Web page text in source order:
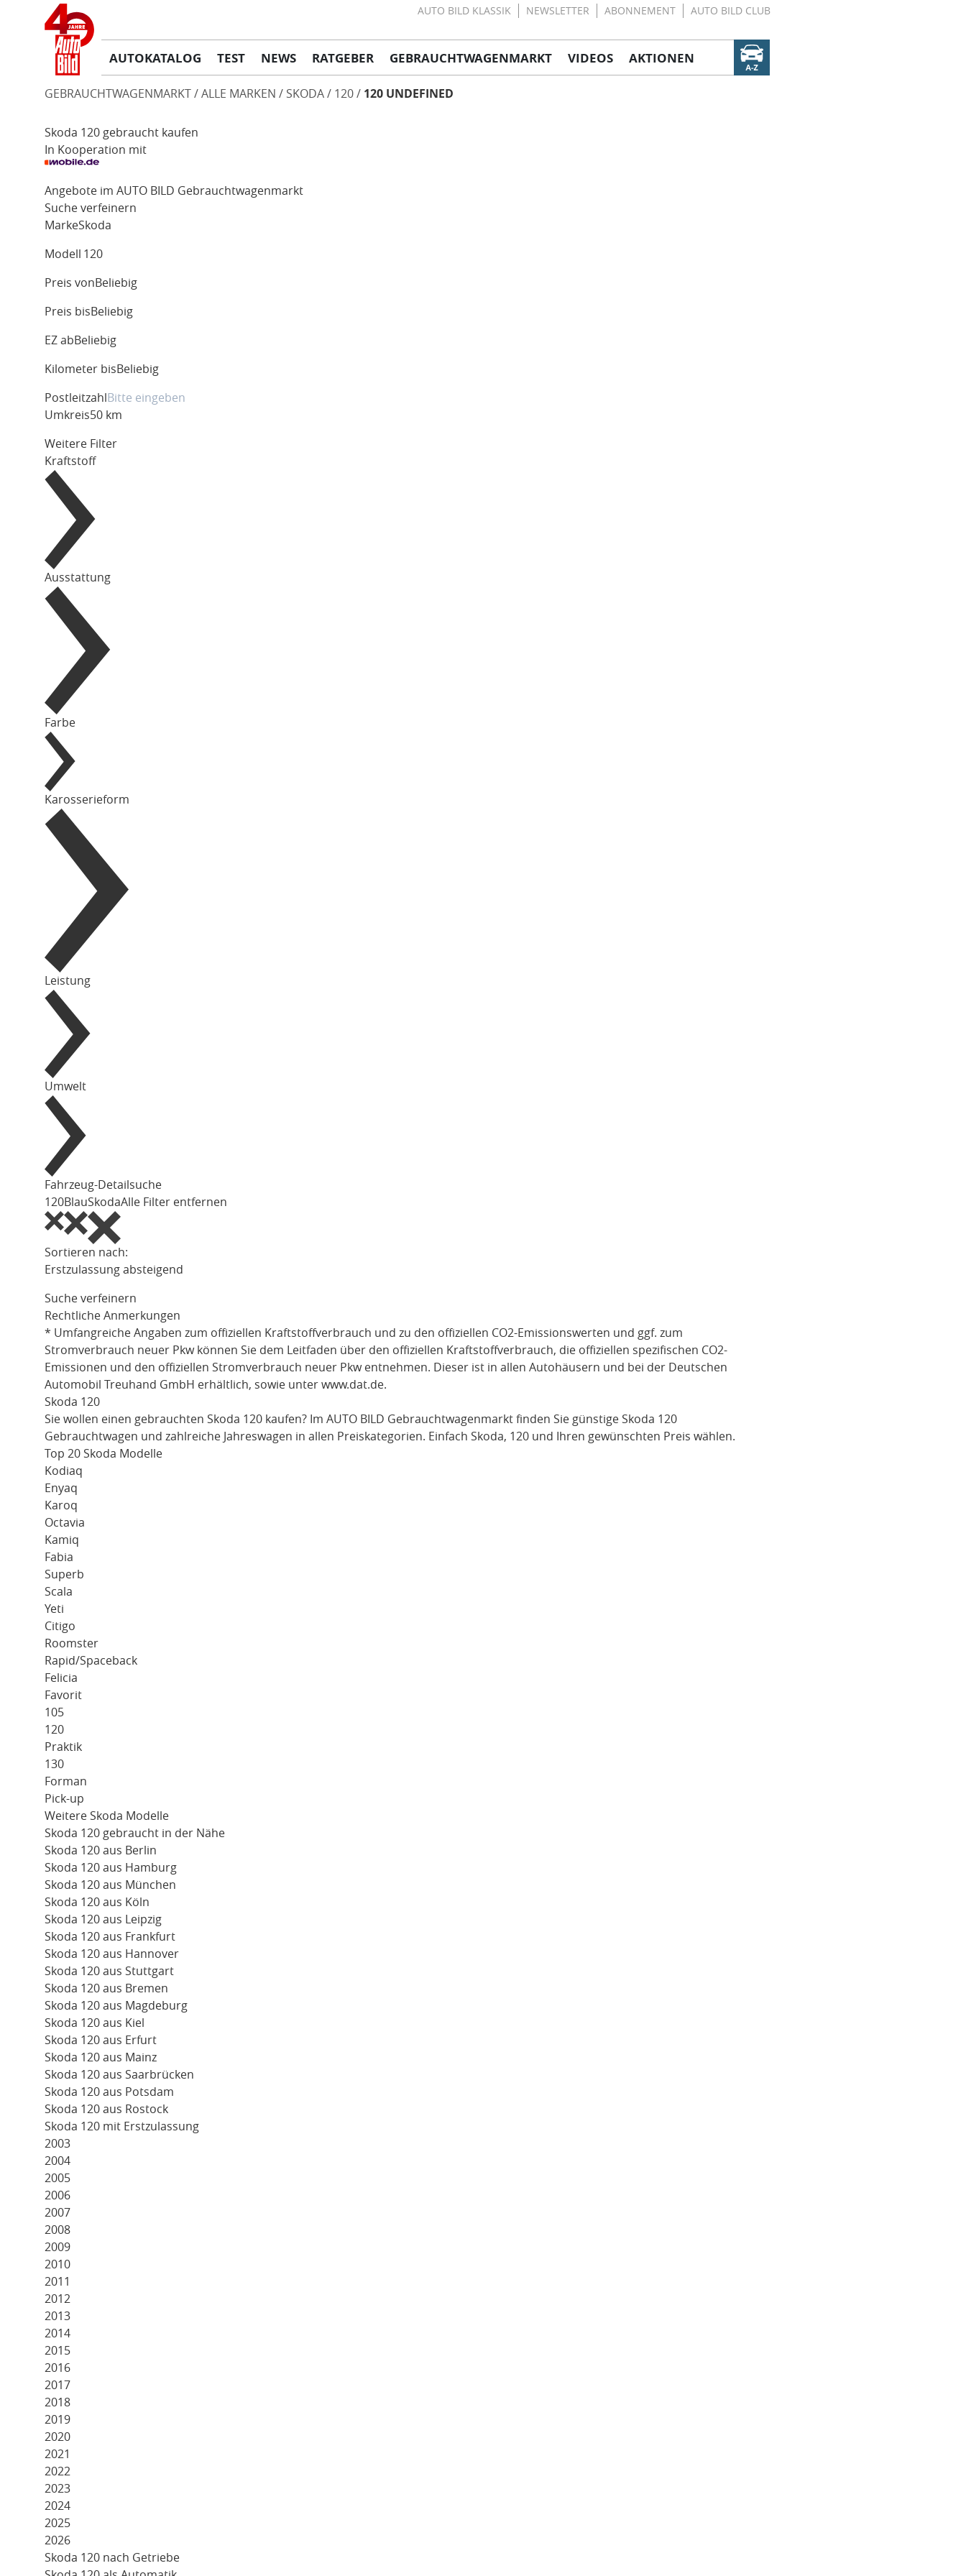
AUTO BILD KLASSIK NEWSLETTER ABONNEMENT AUTO BILD CLUB
AUTOKATALOG TEST NEWS RATGEBER GEBRAUCHTWAGENMARKT VIDEOS AKTIONEN
GEBRAUCHTWAGENMARKT ALLE MARKEN SKODA 120 120 UNDEFINED
Skoda 120 gebraucht kaufen
In Kooperation mit
Angebote im AUTO BILD Gebrauchtwagenmarkt
Suche verfeinern
MarkeSkoda
Modell 120
Preis von Beliebig
Preis bis Beliebig
EZ ab Beliebig
Kilometer bis Beliebig
Postleitzahl
Umkreis50 km
Weitere Filter
Kraftstoff
Ausstattung
Farbe
Karosserieform
Leistung
Umwelt
Fahrzeug-Detailsuche
120BlauSkodaAlle Filter entfernen
Sortieren nach:
Erstzulassung absteigend
Suche verfeinern
Rechtliche Anmerkungen
* Umfangreiche Angaben zum offiziellen Kraftstoffverbrauch und zu den offiziellen CO2-Emissionswerten und ggf. zum
Stromverbrauch neuer Pkw können Sie dem Leitfaden über den offiziellen Kraftstoffverbrauch, die offiziellen spezifischen CO2-
Emissionen und den offiziellen Stromverbrauch neuer Pkw entnehmen. Dieser ist in allen Autohäusern und bei der Deutschen
Automobil Treuhand GmbH erhältlich, sowie unter www.dat.de.
Skoda 120
Sie wollen einen gebrauchten Skoda 120 kaufen? Im AUTO BILD Gebrauchtwagenmarkt finden Sie günstige Skoda 120
Gebrauchtwagen und zahlreiche Jahreswagen in allen Preiskategorien. Einfach Skoda, 120 und Ihren gewünschten Preis wählen.
Top 20 Skoda Modelle
Kodiaq
Enyaq
Karoq
Octavia
Kamiq
Fabia
Superb
Scala
Yeti
Citigo
Roomster
Rapid/Spaceback
Felicia
Favorit
105
120
Praktik
130
Forman
Pick-up
Weitere Skoda Modelle
Skoda 120 gebraucht in der Nähe
Skoda 120 aus Berlin
Skoda 120 aus Hamburg
Skoda 120 aus München
Skoda 120 aus Köln
Skoda 120 aus Leipzig
Skoda 120 aus Frankfurt
Skoda 120 aus Hannover
Skoda 120 aus Stuttgart
Skoda 120 aus Bremen
Skoda 120 aus Magdeburg
Skoda 120 aus Kiel
Skoda 120 aus Erfurt
Skoda 120 aus Mainz
Skoda 120 aus Saarbrücken
Skoda 120 aus Potsdam
Skoda 120 aus Rostock
Skoda 120 mit Erstzulassung
2003
2004
2005
2006
2007
2008
2009
2010
2011
2012
2013
2014
2015
2016
2017
2018
2019
2020
2021
2022
2023
2024
2025
2026
Skoda 120 nach Getriebe